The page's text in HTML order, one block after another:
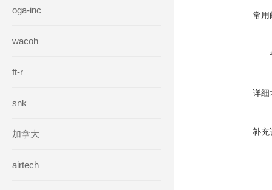
oga-inc
wacoh
ft-r
snk
加拿大
airtech
常用
详细
补充